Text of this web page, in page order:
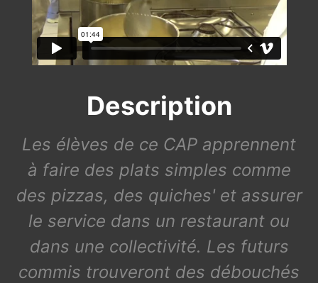
Description
Les élèves de ce CAP apprennent
à faire des plats simples comme
des pizzas, des quiches' et assurer
le service dans un restaurant ou
dans une collectivité. Les futurs
commis trouveront des débouchés